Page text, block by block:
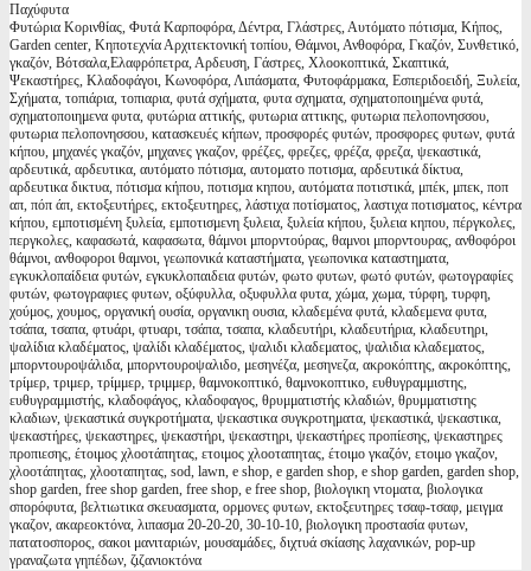
Παχύφυτα
Φυτώρια Κορινθίας, Φυτά Καρποφόρα, Δέντρα, Γλάστρες, Αυτόματο πότισμα, Κήπος,
Garden center, Κηποτεχνία Αρχιτεκτονική τοπίου, Θάμνοι, Ανθοφόρα, Γκαζόν, Συνθετικό,
γκαζόν, Βότσαλα,Ελαφρόπετρα, Αρδευση, Γάστρες, Χλοοκοπτικά, Σκαπτικά,
Ψεκαστήρες, Κλαδοφάγοι, Κωνοφόρα, Λιπάσματα, Φυτοφάρμακα, Εσπεριδοειδή, Ξυλεία,
Σχήματα, τοπιάρια, τοπιαρια, φυτά σχήματα, φυτα σχηματα, σχηματοποιημένα φυτά,
σχηματοποιημενα φυτα, φυτώρια αττικής, φυτωρια αττικης, φυτωρια πελοπονησσου,
φυτωρια πελοπονησσου, κατασκευές κήπων, προσφορές φυτών, προσφορες φυτων, φυτά
κήπου, μηχανές γκαζόν, μηχανες γκαζον, φρέζες, φρεζες, φρέζα, φρεζα, ψεκαστικά,
αρδευτικά, αρδευτικα, αυτόματο πότισμα, αυτοματο ποτισμα, αρδευτικά δίκτυα,
αρδευτικα δικτυα, πότισμα κήπου, ποτισμα κηπου, αυτόματα ποτιστικά, μπέκ, μπεκ, ποπ
απ, πόπ άπ, εκτοξευτήρες, εκτοξευτηρες, λάστιχα ποτίσματος, λαστιχα ποτισματος, κέντρα
κήπου, εμποτισμένη ξυλεία, εμποτισμενη ξυλεια, ξυλεία κήπου, ξυλεια κηπου, πέργκολες,
περγκολες, καφασωτά, καφασωτα, θάμνοι μπορντούρας, θαμνοι μπορντουρας, ανθοφόροι
θάμνοι, ανθοφοροι θαμνοι, γεωπονικά καταστήματα, γεωπονικα καταστηματα,
εγκυκλοπαίδεια φυτών, εγκυκλοπαιδεια φυτών, φωτο φυτων, φωτό φυτών, φωτογραφίες
φυτών, φωτογραφιες φυτων, οξύφυλλα, οξυφυλλα φυτα, χώμα, χωμα, τύρφη, τυρφη,
χούμος, χουμος, οργανική ουσία, οργανικη ουσια, κλαδεμένα φυτά, κλαδεμενα φυτα,
τσάπα, τσαπα, φτυάρι, φτυαρι, τσάπα, τσαπα, κλαδευτήρι, κλαδευτήρια, κλαδευτηρι,
ψαλίδια κλαδέματος, ψαλίδι κλαδέματος, ψαλιδι κλαδεματος, ψαλιδια κλαδεματος,
μπορντουροψάλιδα, μπορντουροψαλιδο, μεσηνέζα, μεσηνεζα, ακροκόπτης, ακροκόπτης,
τρίμερ, τριμερ, τρίμμερ, τριμμερ, θαμνοκοπτικό, θαμνοκοπτικο, ευθυγραμμιστης,
ευθυγραμμιστής, κλαδοφάγος, κλαδοφαγος, θρυμματιστής κλαδιών, θρυμματιστης
κλαδιων, ψεκαστικά συγκροτήματα, ψεκαστικα συγκροτηματα, ψεκαστικά, ψεκαστικα,
ψεκαστήρες, ψεκαστηρες, ψεκαστήρι, ψεκαστηρι, ψεκαστήρες προπίεσης, ψεκαστηρες
προπιεσης, έτοιμος χλοοτάπητας, ετοιμος χλοοταπητας, έτοιμο γκαζόν, ετοιμο γκαζον,
χλοοτάπητας, χλοοταπητας, sod, lawn, e shop, e garden shop, e shop garden, garden shop,
shop garden, free shop garden, free shop, e free shop, βιολογικη ντοματα, βιολογικα
σπορόφυτα, βελτιωτικα σκευασματα, ορμονες φυτων, εκτοξευτηρες τσαφ-τσαφ, μειγμα
γκαζον, ακαρεοκτόνα, λιπασμα 20-20-20, 30-10-10, βιολογικη προστασία φυτων,
πατατοσπορος, σακοι μανιταριών, μουσαμάδες, διχτυά σκίασης λαχανικών, pop-up
γραναζωτα γηπέδων, ζιζανιοκτόνα